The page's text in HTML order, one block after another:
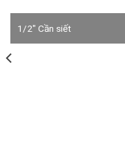
1/2″ Cần siết